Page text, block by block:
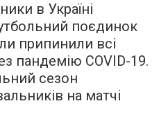
в Україні
поєдинок
припинили всі
пандемію COVID-19.
сезон
на матчі